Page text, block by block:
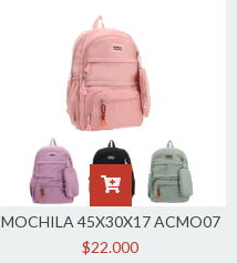
MOCHILA 45X30X17 ACMO07
$22.000